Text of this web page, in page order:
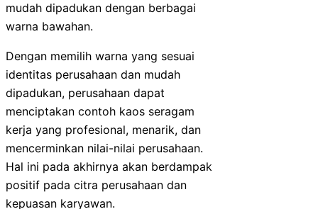
mudah dipadukan dengan berbagai
warna bawahan.
Dengan memilih warna yang sesuai
identitas perusahaan dan mudah
dipadukan, perusahaan dapat
menciptakan contoh kaos seragam
kerja yang profesional, menarik, dan
mencerminkan nilai-nilai perusahaan.
Hal ini pada akhirnya akan berdampak
positif pada citra perusahaan dan
kepuasan karyawan.